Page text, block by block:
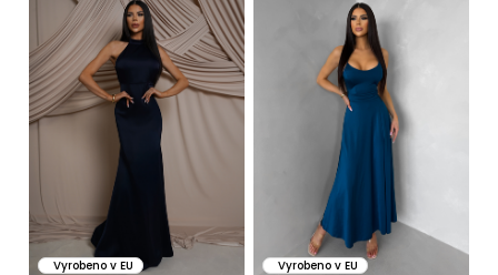
Vyrobeno v EU Vyrobeno v EU